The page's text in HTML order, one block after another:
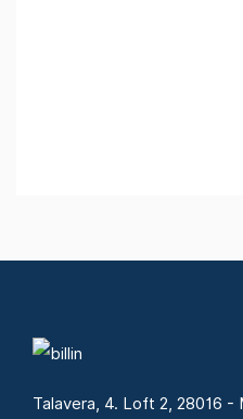
Talavera, 4. Loft 2, 28016 -